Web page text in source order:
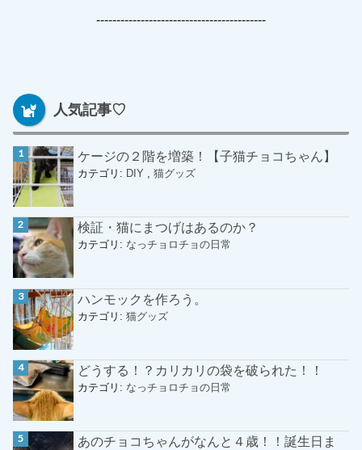
------------------------------------------
人気記事♡
ケージの２階を増築！【子猫チョコちゃん】
カテゴリ: DIY ,猫グッズ
検証・猫にまつげはあるのか？
カテゴリ: なっチョロチョの日常
ハンモックを作ろう。
カテゴリ:猫グッズ
どうする！？カリカリの袋を破られた！！
カテゴリ: なっチョロチョの日常
あのチョコちゃんがなんと４歳！！誕生日ま